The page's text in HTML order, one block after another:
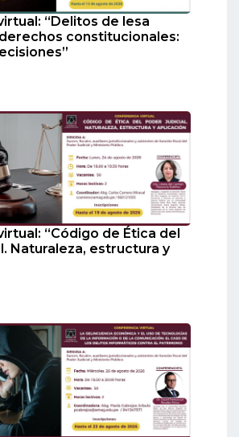
“Delitos de lesa
constitucionales:
“Código de Ética del
Naturaleza, estructura y